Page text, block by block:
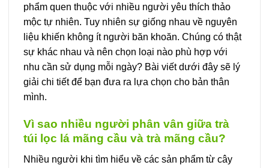
phẩm quen thuộc với nhiều người yêu thích thảo
mộc tự nhiên. Tuy nhiên sự giống nhau về nguyên
liệu khiến không ít người băn khoăn. Chúng có thật
sự khác nhau và nên chọn loại nào phù hợp với
nhu cần sử dụng mỗi ngày? Bài viết dưới đây sẽ lý
giải chi tiết để bạn đưa ra lựa chọn cho bản thân
mình.
Vì sao nhiều người phân vân giữa trà
túi lọc lá mãng cầu và trà mãng cầu?
Nhiều người khi tìm hiểu về các sản phẩm từ cây